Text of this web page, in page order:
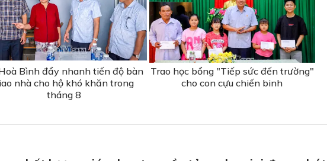
Bình đẩy nhanh tiến độ bàn
nhà cho hộ khó khăn trong
tháng 8
Trao học bổng "Tiếp sức đến trường"
cho con cựu chiến binh